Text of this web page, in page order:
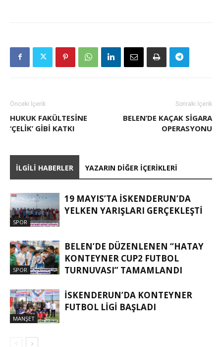
Önceki İçerik
HUKUK FAKÜLTESINE
‘ÇELİK’ GIBI KATKI
Sonraki İçerik
BELEN’DE KAÇAK SIGARA
OPERASYONU
İLGILI HABERLER YAZARIN DIĞER İÇERIKLERI
SPOR
19 MAYIS’TA İSKENDERUN’DA
YELKEN YARIŞLARI GERÇEKLEŞTI
SPOR
BELEN’DE DÜZENLENEN “HATAY
KONTEYNER CUP2 FUTBOL
TURNUVASI” TAMAMLANDI
MANŞET
İSKENDERUN’DA KONTEYNER
FUTBOL LİGİ BAŞLADI